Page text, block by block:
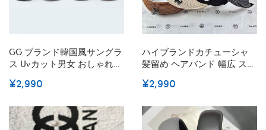
GG ブランド韓国風サングラ
ス Uvカット男女 おしゃれ
ランド サングラス 20代 30
紫外線カット 偏光サングラ
ス メガネ
¥2,990
ハイブランドカチューシャ
髪留め ヘアバンド 幅広 スウ
リブ おしゃれ ヘアバンドハ
抜群
¥2,990